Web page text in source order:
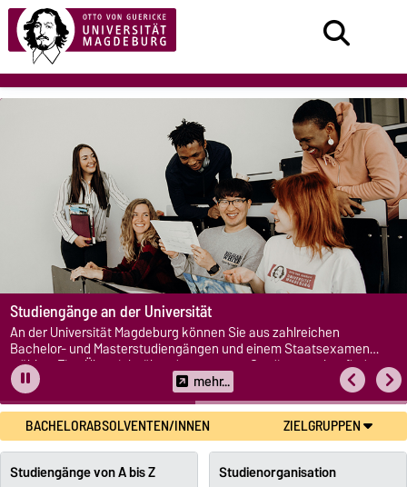
Studiengänge an der Universität
An der Universität Magdeburg können Sie aus zahlreichen
Bachelor- und Masterstudiengängen und einem Staatsexamen
wählen. Eine Übersicht über das gesamte Studienangebot finden
Sie hier. mehr...
BACHELORABSOLVENTEN/INNEN ZIELGRUPPEN
Studiengänge von A bis Z
Studienorganisation